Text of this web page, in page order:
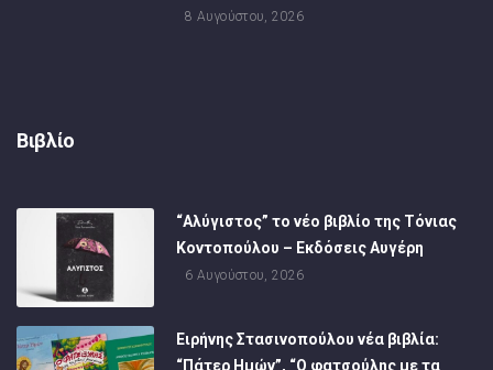
8 Αυγούστου, 2026
Βιβλίο
“Αλύγιστος” το νέο βιβλίο της Τόνιας
Κοντοπούλου – Εκδόσεις Αυγέρη
6 Αυγούστου, 2026
Ειρήνης Στασινοπούλου νέα βιβλία:
“Πάτερ Ημών”, “Ο φατσούλης με τα